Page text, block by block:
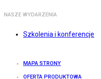
NASZE WYDARZENIA
Szkolenia i konferencje
MAPA STRONY
OFERTA PRODUKTOWA